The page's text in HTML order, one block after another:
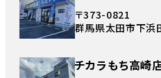
〒373-0821
群馬県太田市下浜
チカラもち高崎